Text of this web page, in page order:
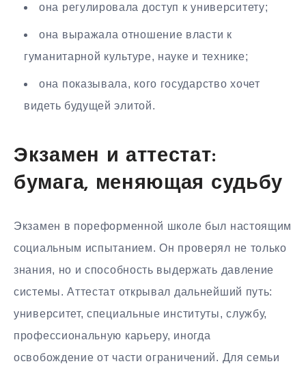
она регулировала доступ к университету;
она выражала отношение власти к
гуманитарной культуре, науке и технике;
она показывала, кого государство хочет
видеть будущей элитой.
Экзамен и аттестат:
бумага, меняющая судьбу
Экзамен в пореформенной школе был настоящим
социальным испытанием. Он проверял не только
знания, но и способность выдержать давление
системы. Аттестат открывал дальнейший путь:
университет, специальные институты, службу,
профессиональную карьеру, иногда
освобождение от части ограничений. Для семьи